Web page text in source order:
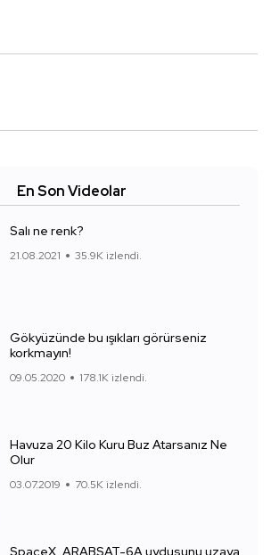
En Son Videolar
Salı ne renk?
21.08.2021 35.9K izlendi.
Gökyüzünde bu ışıkları görürseniz
korkmayın!
09.05.2020 178.1K izlendi.
Havuza 20 Kilo Kuru Buz Atarsanız Ne
Olur
03.07.2019 70.5K izlendi.
SpaceX, ARABSAT-6A uydusunu uzaya